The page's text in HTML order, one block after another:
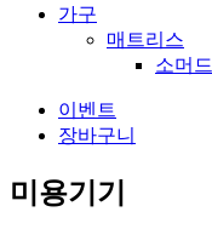
가구
매트리스
소머드
이벤트
장바구니
미용기기